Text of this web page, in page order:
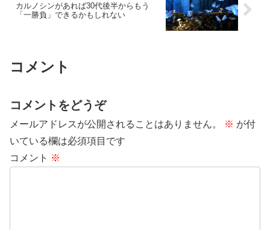
カルノシンがあれば30代後半からもう
「一勝負」できるかもしれない
コメント
コメントをどうぞ
メールアドレスが公開されることはありません。 ※ が付
いている欄は必須項目です
コメント ※